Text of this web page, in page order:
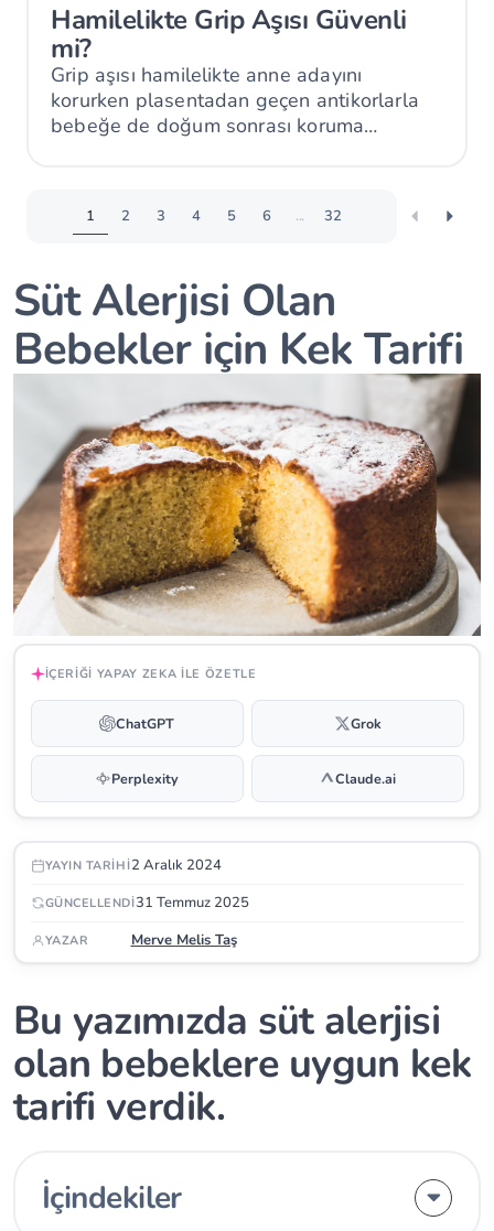
Hamilelikte Grip Aşısı Güvenli
mi?
Grip aşısı hamilelikte anne adayını
korurken plasentadan geçen antikorlarla
bebeğe de doğum sonrası koruma
1 2 3 4 5 6 ... 32
Süt Alerjisi Olan
Bebekler için Kek Tarifi
İÇERIĞI YAPAY ZEKA ILE ÖZETLE
ChatGPT Grok
Perplexity Claude.ai
YAYIN TARIHI2 Aralık 2024
GÜNCELLENDI31 Temmuz 2025
YAZAR Merve Melis Taş
Bu yazımızda süt alerjisi
olan bebeklere uygun kek
tarifi verdik.
İçindekiler